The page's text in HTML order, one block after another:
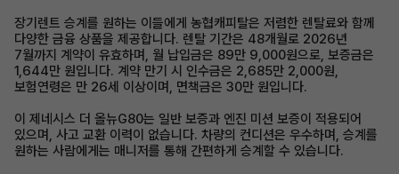
장기렌트 승계를 원하는 이들에게 농협캐피탈은 저렴한 렌탈료와 함께
다양한 금융 상품을 제공합니다. 렌탈 기간은 48개월로 2026년
7월까지 계약이 유효하며, 월 납입금은 89만 9,000원으로, 보증금은
1,644만 원입니다. 계약 만기 시 인수금은 2,685만 2,000원,
보험연령은 만 26세 이상이며, 면책금은 30만 원입니다.
이 제네시스 더 올뉴G80는 일반 보증과 엔진 미션 보증이 적용되어
있으며, 사고 교환 이력이 없습니다. 차량의 컨디션은 우수하며, 승계를
원하는 사람에게는 매니저를 통해 간편하게 승계할 수 있습니다.